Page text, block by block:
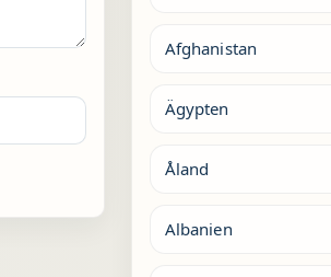
Afghanistan
Ägypten
Åland
Albanien